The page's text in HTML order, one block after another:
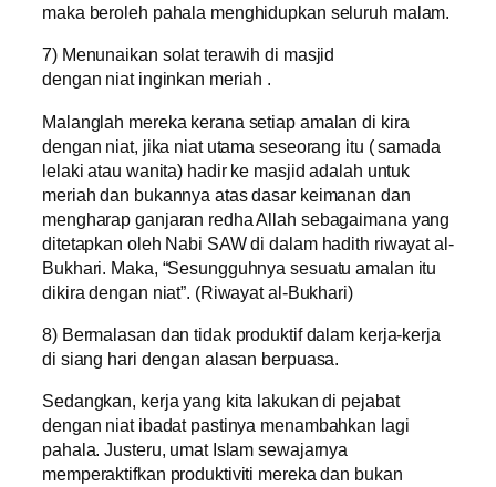
maka beroleh pahala menghidupkan seluruh malam.
7) Menunaikan solat terawih di masjid
dengan niat inginkan meriah .
Malanglah mereka kerana setiap amalan di kira
dengan niat, jika niat utama seseorang itu ( samada
lelaki atau wanita) hadir ke masjid adalah untuk
meriah dan bukannya atas dasar keimanan dan
mengharap ganjaran redha Allah sebagaimana yang
ditetapkan oleh Nabi SAW di dalam hadith riwayat al-
Bukhari. Maka, “Sesungguhnya sesuatu amalan itu
dikira dengan niat”. (Riwayat al-Bukhari)
8) Bermalasan dan tidak produktif dalam kerja-kerja
di siang hari dengan alasan berpuasa.
Sedangkan, kerja yang kita lakukan di pejabat
dengan niat ibadat pastinya menambahkan lagi
pahala. Justeru, umat Islam sewajarnya
memperaktifkan produktiviti mereka dan bukan